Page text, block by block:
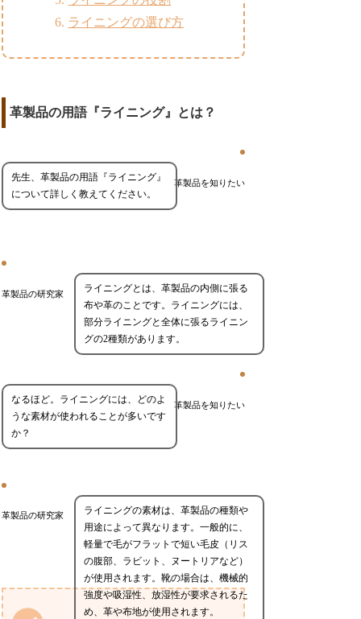
ライニングの選び方
革製品の用語『ライニング』とは？
革製品を知りたい
先生、革製品の用語『ライニング』
について詳しく教えてください。
革製品の研究家
ライニングとは、革製品の内側に張る
布や革のことです。ライニングには、
部分ライニングと全体に張るライニン
グの2種類があります。
革製品を知りたい
なるほど。ライニングには、どのよ
うな素材が使われることが多いです
か？
革製品の研究家
ライニングの素材は、革製品の種類や
用途によって異なります。一般的に、
軽量で毛がフラットで短い毛皮（リス
の腹部、ラビット、ヌートリアなど）
が使用されます。靴の場合は、機械的
強度や吸湿性、放湿性が要求されるた
め、革や布地が使用されます。